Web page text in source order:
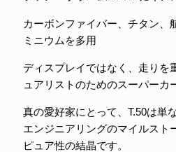
カーボンファイバー、チタン、
ミニウムを多用
ディスプレイではなく、走りを
ュアリストのためのスーパーカ
真の愛好家にとって、T.50は単
エンジニアリングのマイルスト
ピュア性の結晶です。